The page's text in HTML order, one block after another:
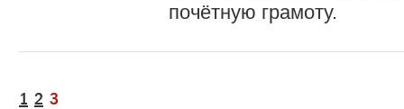
почётную грамоту.
1 2 3